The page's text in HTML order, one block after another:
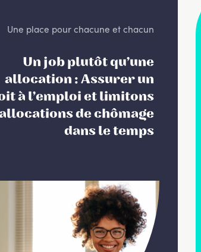
Une place pour chacune et chacun
Un job plutôt qu’une
allocation : Assurer un
à l’emploi et limitons
de chômage
dans le temps